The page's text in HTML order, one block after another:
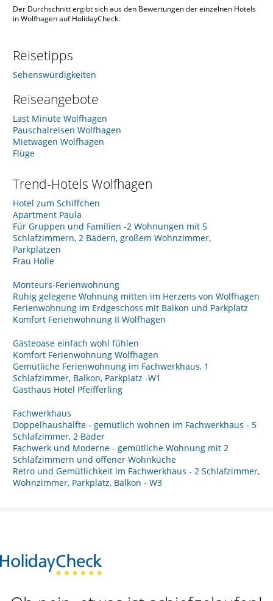
Der Durchschnitt ergibt sich aus den Bewertungen der einzelnen Hotels
in Wolfhagen auf HolidayCheck.
Reisetipps
Sehenswürdigkeiten
Reiseangebote
Last Minute Wolfhagen
Pauschalreisen Wolfhagen
Mietwagen Wolfhagen
Flüge
Trend-Hotels Wolfhagen
Hotel zum Schiffchen
Apartment Paula
Für Gruppen und Familien -2 Wohnungen mit 5
Schlafzimmern, 2 Bädern, großem Wohnzimmer,
Parkplätzen
Frau Holle
Monteurs-Ferienwohnung
Ruhig gelegene Wohnung mitten im Herzens von Wolfhagen
Ferienwohnung im Erdgeschoss mit Balkon und Parkplatz
Komfort Ferienwohnung II Wolfhagen
Gästeoase einfach wohl fühlen
Komfort Ferienwohnung Wolfhagen
Gemütliche Ferienwohnung im Fachwerkhaus, 1
Schlafzimmer, Balkon, Parkplatz -W1
Gasthaus Hotel Pfeifferling
Fachwerkhaus
Doppelhaushälfte - gemütlich wohnen im Fachwerkhaus - 5
Schlafzimmer, 2 Bäder
Fachwerk und Moderne - gemütliche Wohnung mit 2
Schlafzimmern und offener Wohnküche
Retro und Gemütlichkeit im Fachwerkhaus - 2 Schlafzimmer,
Wohnzimmer, Parkplatz, Balkon - W3